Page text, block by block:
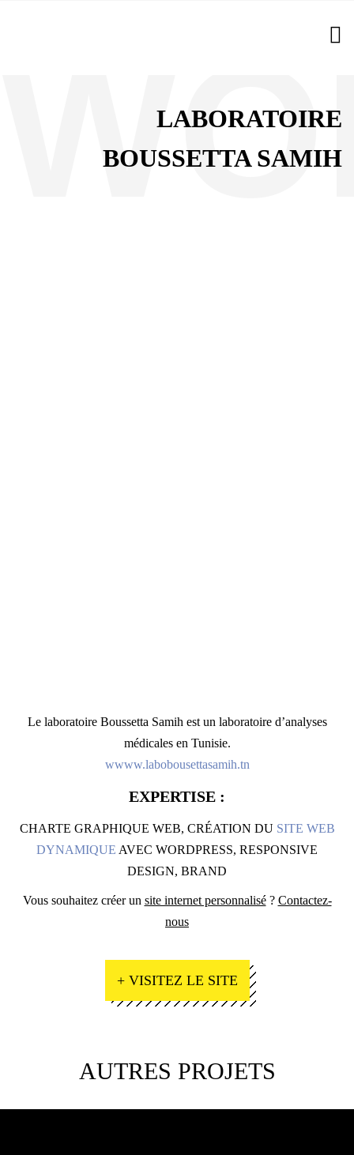
LABORATOIRE
BOUSSETTA SAMIH
Le laboratoire Boussetta Samih est un laboratoire d’analyses
médicales en Tunisie.
wwww.labobousettasamih.tn
EXPERTISE :
CHARTE GRAPHIQUE WEB, CRÉATION DU SITE WEB
DYNAMIQUE AVEC WORDPRESS, RESPONSIVE
DESIGN, BRAND
Vous souhaitez créer un site internet personnalisé? Contactez-
nous
+ VISITEZ LE SITE
AUTRES PROJETS